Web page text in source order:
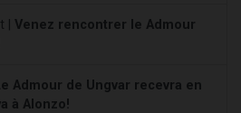
| Venez rencontrer le Admour
Admour de Ungvar recevra en
à Alonzo!